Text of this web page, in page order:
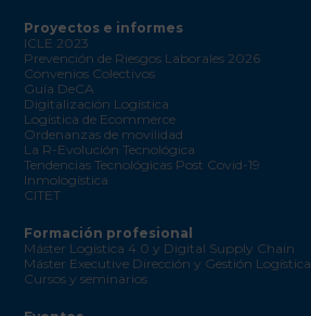
Proyectos e informes
ICLE 2023
Prevención de Riesgos Laborales 2026
Convenios Colectivos
Guía DeCA
Digitalización Logística
Logística de Ecommerce
Ordenanzas de movilidad
La R-Evolución Tecnológica
Tendencias Tecnológicas Post Covid-19
Inmologística
CITET
Formación profesional
Máster Logística 4.0 y Digital Supply Chain
Máster Executive Dirección y Gestión Logística
Cursos y seminarios